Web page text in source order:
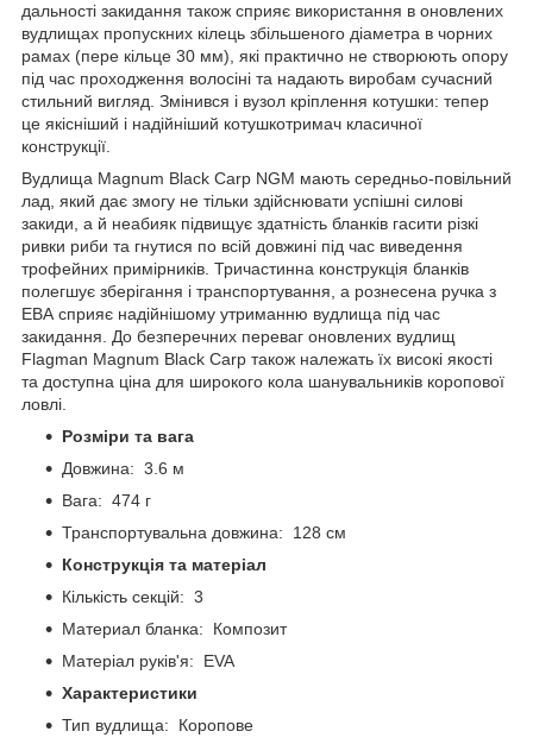
дальності закидання також сприяє використання в оновлених
вудлищах пропускних кілець збільшеного діаметра в чорних
рамах (пере кільце 30 мм), які практично не створюють опору
під час проходження волосіні та надають виробам сучасний
стильний вигляд. Змінився і вузол кріплення котушки: тепер
це якісніший і надійніший котушкотримач класичної
конструкції.
Вудлища Magnum Black Carp NGM мають середньо-повільний
лад, який дає змогу не тільки здійснювати успішні силові
закиди, а й неабияк підвищує здатність бланків гасити різкі
ривки риби та гнутися по всій довжині під час виведення
трофейних примірників. Тричастинна конструкція бланків
полегшує зберігання і транспортування, а рознесена ручка з
ЕВА сприяє надійнішому утриманню вудлища під час
закидання. До безперечних переваг оновлених вудлищ
Flagman Magnum Black Carp також належать їх високі якості
та доступна ціна для широкого кола шанувальників коропової
ловлі.
Розміри та вага
Довжина: 3.6 м
Вага: 474 г
Транспортувальна довжина: 128 см
Конструкція та матеріал
Кількість секцій: 3
Материал бланка: Композит
Матеріал руків'я: EVA
Характеристики
Тип вудлища: Коропове